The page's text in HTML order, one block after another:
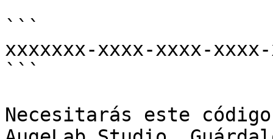
```
xxxxxxx-xxxx-xxxx-
```
Necesitarás este